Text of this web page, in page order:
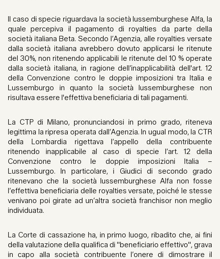
Il caso di specie riguardava la società lussemburghese Alfa, la
quale percepiva il pagamento di royalties da parte della
società italiana Beta. Secondo l’Agenzia, alle royalties versate
dalla società italiana avrebbero dovuto applicarsi le ritenute
del 30%, non ritenendo applicabili le ritenute del 10 % operate
dalla società italiana, in ragione dell’inapplicabilità dell'art. 12
della Convenzione contro le doppie imposizioni tra Italia e
Lussemburgo in quanto la società lussemburghese non
risultava essere l'effettiva beneficiaria di tali pagamenti.
La CTP di Milano, pronunciandosi in primo grado, riteneva
legittima la ripresa operata dall’Agenzia. In ugual modo, la CTR
della Lombardia rigettava l’appello della contribuente
ritenendo inapplicabile al caso di specie l’art. 12 della
Convenzione contro le doppie imposizioni Italia –
Lussemburgo. In particolare, i Giudici di secondo grado
ritenevano che la società lussemburghese Alfa non fosse
l’effettiva beneficiaria delle royalties versate, poiché le stesse
venivano poi girate ad un’altra società franchisor non meglio
individuata.
La Corte di cassazione ha, in primo luogo, ribadito che, ai fini
della valutazione della qualifica di "beneficiario effettivo", grava
in capo alla società contribuente l’onere di dimostrare il